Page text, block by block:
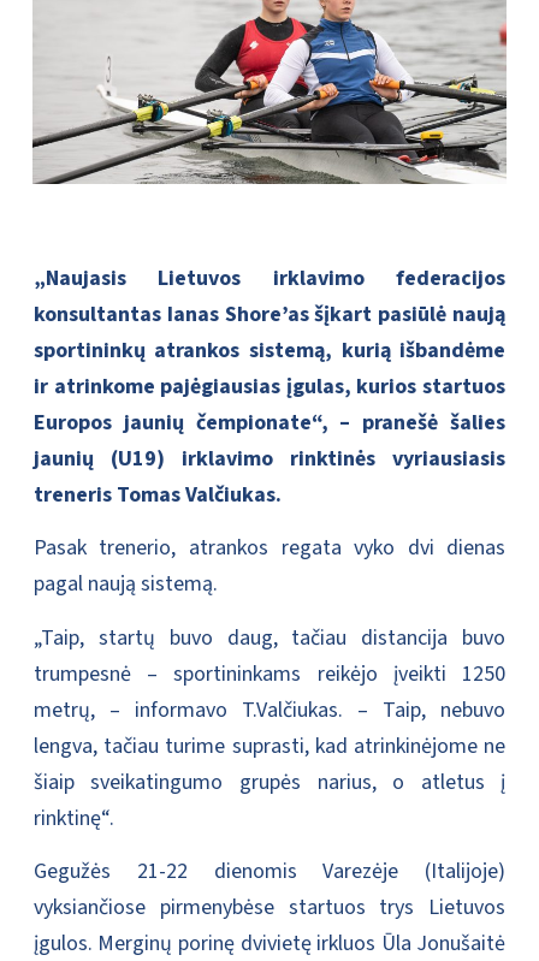
„Naujasis Lietuvos irklavimo federacijos
konsultantas Ianas Shore’as šįkart pasiūlė naują
sportininkų atrankos sistemą, kurią išbandėme
ir atrinkome pajėgiausias įgulas, kurios startuos
Europos jaunių čempionate“, – pranešė šalies
jaunių (U19)
irklavimo rinktinės vyriausiasis
treneris Tomas Valčiukas.
Pasak trenerio, atrankos regata vyko dvi dienas
pagal naują sistemą.
„Taip, startų buvo daug, tačiau distancija buvo
trumpesnė – sportininkams reikėjo įveikti 1250
metrų, – informavo T.Valčiukas. – Taip, nebuvo
lengva, tačiau turime suprasti, kad atrinkinėjome ne
šiaip sveikatingumo grupės narius, o atletus į
rinktinę“.
Gegužės 21-22 dienomis Varezėje (Italijoje)
vyksiančiose pirmenybėse startuos trys Lietuvos
įgulos. Merginų porinę dvivietę irkluos Ūla Jonušaitė